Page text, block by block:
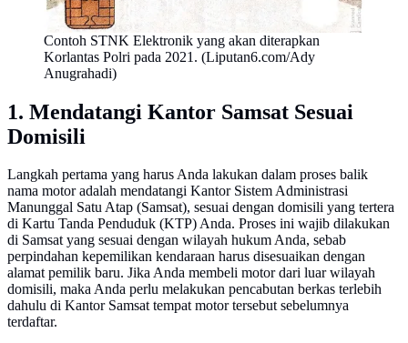
Contoh STNK Elektronik yang akan diterapkan
Korlantas Polri pada 2021. (Liputan6.com/Ady
Anugrahadi)
1. Mendatangi Kantor Samsat Sesuai
Domisili
Langkah pertama yang harus Anda lakukan dalam proses balik
nama motor adalah mendatangi Kantor Sistem Administrasi
Manunggal Satu Atap (Samsat), sesuai dengan domisili yang tertera
di Kartu Tanda Penduduk (KTP) Anda. Proses ini wajib dilakukan
di Samsat yang sesuai dengan wilayah hukum Anda, sebab
perpindahan kepemilikan kendaraan harus disesuaikan dengan
alamat pemilik baru. Jika Anda membeli motor dari luar wilayah
domisili, maka Anda perlu melakukan pencabutan berkas terlebih
dahulu di Kantor Samsat tempat motor tersebut sebelumnya
terdaftar.